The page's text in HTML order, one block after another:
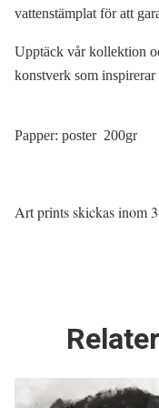
vattenstämplat för att
Upptäck vår kollektion
konstverk som
Papper: poster 200gr
Art prints skickas inom